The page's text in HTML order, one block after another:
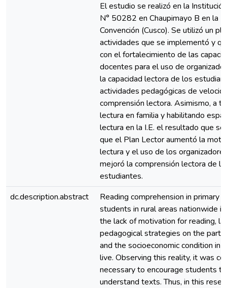
El estudio se realizó en la
N° 50282 en Chaupimayo B en la
Convención (Cusco). Se utilizó un
actividades que se implementó y
con el fortalecimiento de las
docentes para el uso de
la capacidad lectora de los
actividades pedagógicas de
comprensión lectora. Asimismo, a
lectura en familia y habilitando
lectura en la I.E. el resultado que
que el Plan Lector aumentó la
lectura y el uso de los
mejoró la comprensión lectora de
estudiantes.
dc.description.abstract
Reading comprehension in primary
students in rural areas nationwide
the lack of motivation for reading,
pedagogical strategies on the part
and the socioeconomic condition in
live. Observing this reality, it was
necessary to encourage students
understand texts. Thus, in this